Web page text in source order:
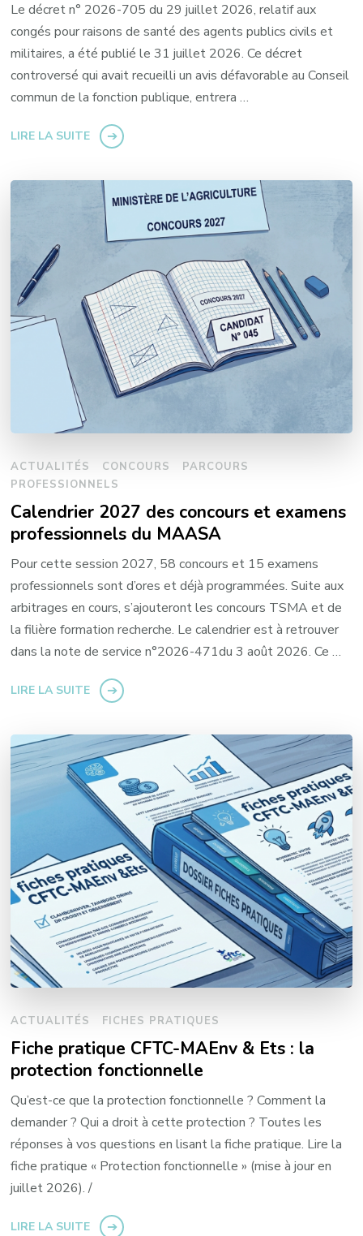
Le décret n° 2026-705 du 29 juillet 2026, relatif aux
congés pour raisons de santé des agents publics civils et
militaires, a été publié le 31 juillet 2026. Ce décret
controversé qui avait recueilli un avis défavorable au Conseil
commun de la fonction publique, entrera …
LIRE LA SUITE
ACTUALITÉS CONCOURS
PARCOURS
PROFESSIONNELS
Calendrier 2027 des concours et examens
professionnels du MAASA
Pour cette session 2027, 58 concours et 15 examens
professionnels sont d’ores et déjà programmées. Suite aux
arbitrages en cours, s’ajouteront les concours TSMA et de
la filière formation recherche. Le calendrier est à retrouver
dans la note de service n°2026-471du 3 août 2026. Ce …
LIRE LA SUITE
ACTUALITÉS FICHES PRATIQUES
Fiche pratique CFTC-MAEnv & Ets : la
protection fonctionnelle
Qu’est-ce que la protection fonctionnelle ? Comment la
demander ? Qui a droit à cette protection ? Toutes les
réponses à vos questions en lisant la fiche pratique. Lire la
fiche pratique « Protection fonctionnelle » (mise à jour en
juillet 2026). /
LIRE LA SUITE